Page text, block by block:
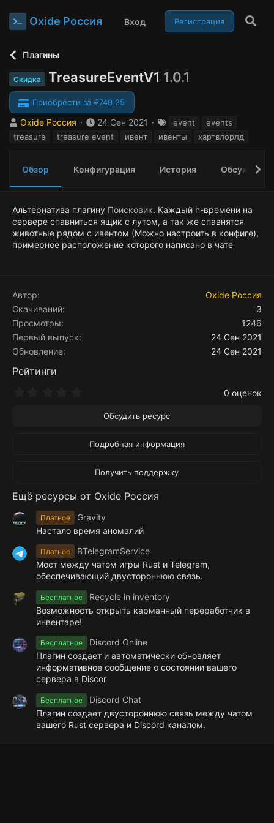
Oxide Россия Вход Регистрация
Плагины
Скидка TreasureEventV1 1.0.1
Приобрести за ₽749.25
А
в
р
Oxide Россия
Д
а
с
а
н
и
я
24 Сен 2021
Т
е
event
events
treasure
treasure event ивент ивенты хартвлорлд
Обзор Конфигурация История Обсуждение
Альтернатива плагину Поисковик. Каждый n-времени на
сервере спавниться ящик с лутом, а так же спавнятся
животные рядом с ивентом (Можно настроить в конфиге),
примерное расположение которого написано в чате
Автор
Oxide Россия
Скачиваний
3
Просмотры
1246
Первый выпуск
24 Сен 2021
Обновление
24 Сен 2021
Рейтинги
0 оценок
Обсудить ресурс
Подробная информация
Получить поддержку
Ещё ресурсы от Oxide Россия
Платное
Gravity
Настало время аномалий
Платное
BTelegramService
Мост между чатом игры Rust и Telegram,
обеспечивающий двустороннюю связь.
Бесплатное
Recycle in inventory
Возможность открыть карманный переработчик в
инвентаре!
Бесплатное
Discord Online
Плагин создает и автоматически обновляет
информативное сообщение о состоянии вашего
сервера в Discor
Бесплатное
Discord Chat
Плагин создает двустороннюю связь между чатом
вашего Rust сервера и Discord каналом.